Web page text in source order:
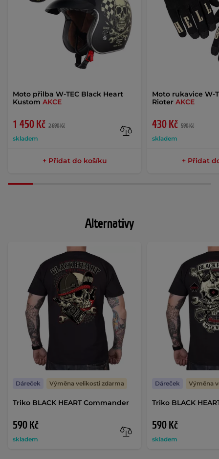
Moto přilba W-TEC Black Heart
Kustom AKCE
1 450 Kč 2 690 Kč
skladem
+ Přidat do košíku
Moto rukavice W-
RioterAKCE
430 Kč 590 Kč
skladem
+ Přidat
Alternativy
Triko BLACK HEART Commander
590 Kč
skladem
Dáreček Výměna velikosti zdarma
Triko BLACK
590 Kč
skladem
Dáreček Výměna